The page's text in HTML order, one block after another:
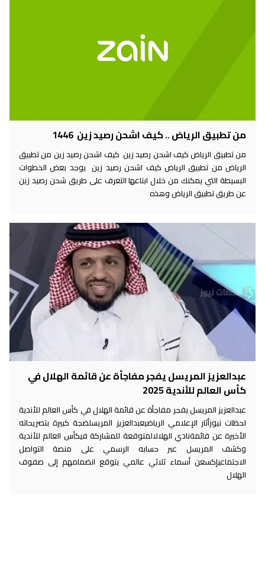
من تطبيق الرياض .. كيف اشحن رصيد زين 1446
من تطبيق الرياض كيف اشحن رصيد زين كيف اشحن رصيد زين من تطبيق
الرياض من تطبيق الرياض كيف اشحن رصيد زين يوجد بعض الخطوات
البسيطة التي يمكنك من خلال ابتاعها التعرف على طريق شحن رصيد زين
عن طريق تطبيق الرياض وهذه
عبدالعزيز المريسل يفجر مفاجأة عن قائمة الهلال في
كأس العالم للأندية 2025
عبدالعزيز المريسل يفجر مفاجأة عن قائمة الهلال في كأس العالم للأندية
لحظات نيوزأثار الإعلامي الرياضيعبدالعزيز المريسلضجة كبيرة بتصريحاته
الأخيرة عن قائمةنادي الهلالالمتوقعة للمشاركة فيكأس العالم للأندية
وكشف المريسل عبر حسابه الرسمي على منصة التواصل
الاجتماعيإكسعن أسماء ثلاثي عالمي يتوقع انضمامهم إلى صفوف
الهلال